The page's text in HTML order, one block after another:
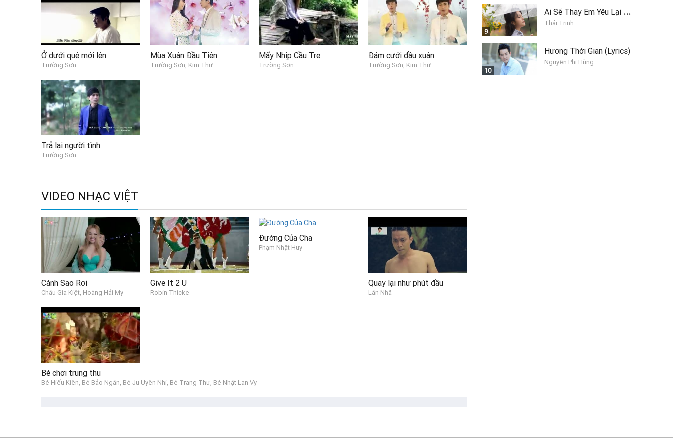
Ở dưới quê mới lên
Trường Sơn
Mùa Xuân Đầu Tiên
Trường Sơn, Kim Thư
Mấy Nhịp Cầu Tre
Trường Sơn
Đám cưới đầu xuân
Trường Sơn, Kim Thư
Trả lại người tình
Trường Sơn
VIDEO NHẠC VIỆT
Cánh Sao Rơi
Châu Gia Kiệt, Hoàng Hải My
Give It 2 U
Robin Thicke
Đường Của Cha
Phạm Nhật Huy
Quay lại như phút đầu
Lân Nhã
Bé chơi trung thu
Bé Hiếu Kiên, Bé Bảo Ngân, Bé Ju Uyên Nhi, Bé Trang Thư, Bé Nhật Lan Vy
9
A
i Sẽ Thay Em Yêu Lại Anh
Thái Trinh
10
Hương Thời Gian (Lyrics)
Nguyễn Phi Hùng